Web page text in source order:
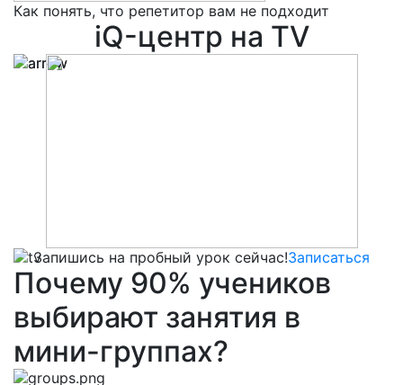
Как понять, что репетитор вам не подходит
iQ-центр на TV
Запишись на пробный урок сейчас!Записаться
Почему 90% учеников
выбирают занятия в
мини-группах?